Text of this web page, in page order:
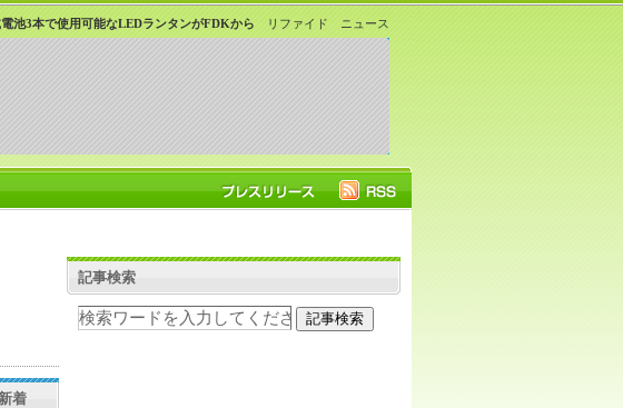
リファイド ニュース
池3本で使用可能なLEDランタンがFDKから
着
記事検索